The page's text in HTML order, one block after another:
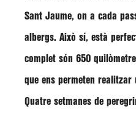
Sant Jaume, on a cada
albergs. Això sí, està
complet són 650
que ens permeten
Quatre setmanes de